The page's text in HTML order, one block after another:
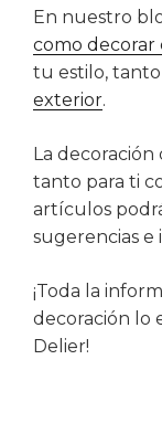
En nuestro
como decorar
tu estilo,
exterior.
La
tanto para ti
artículos
sugerencias e
¡Toda la
decoración lo
Delier!